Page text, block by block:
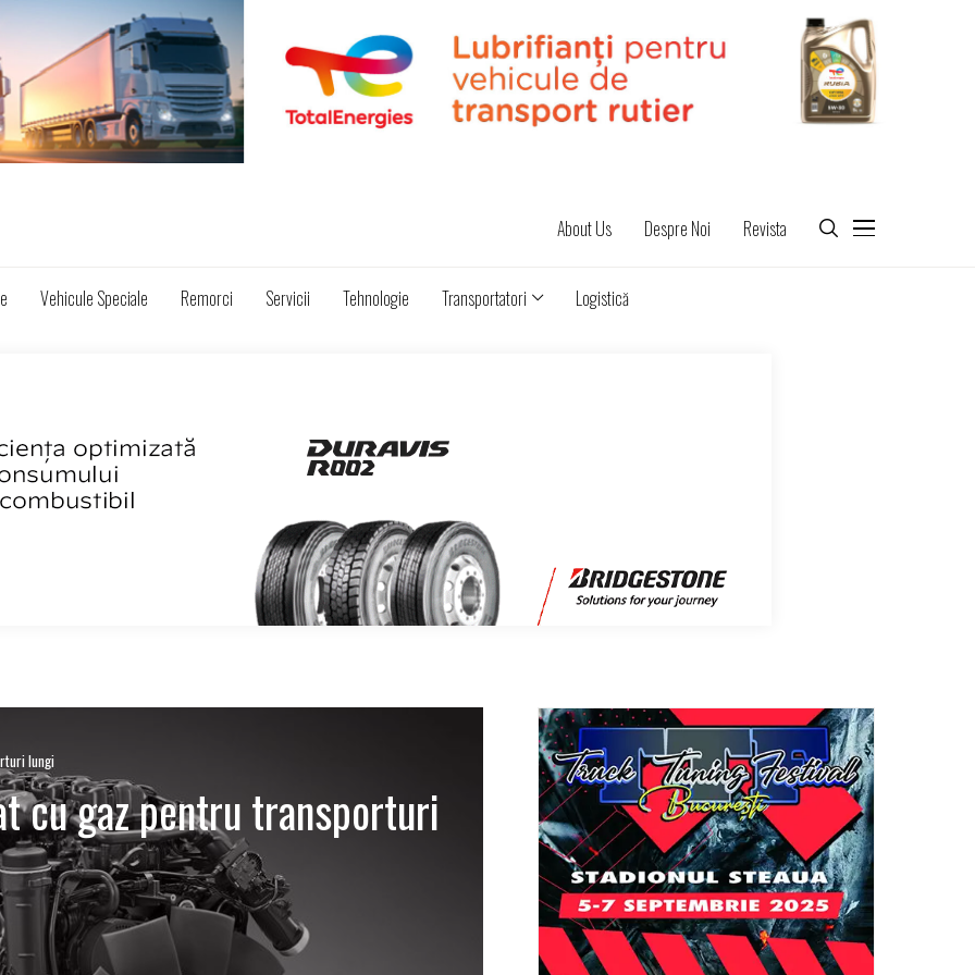
About Us Despre Noi Revista
Vehicule Speciale Remorci Servicii Tehnologie Transportatori Logistică
lungi
cu gaz pentru transporturi